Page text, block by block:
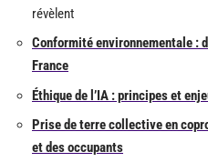
révèlent
Conformité environnementale :
France
Éthique de l’IA : principes et
Prise de terre collective en
et des occupants